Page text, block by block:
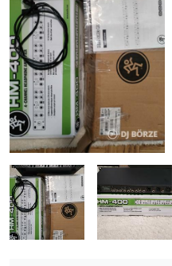
ÚJ TERMÉKEK